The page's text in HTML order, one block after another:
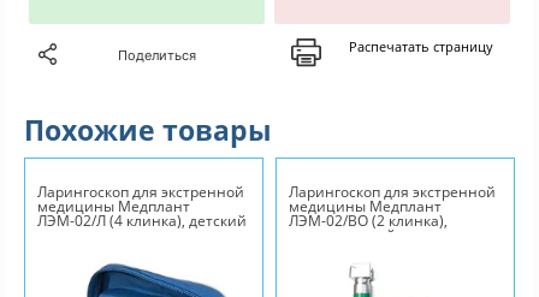
Поделиться Распечатать страницу
Похожие товары
Ларингоскоп для экстренной
медицины Медплант
ЛЭМ-02/Л (4 клинка), детский
Ларингоскоп для экстренной
медицины Медплант
ЛЭМ-02/ВО (2 клинка),
неонатальный